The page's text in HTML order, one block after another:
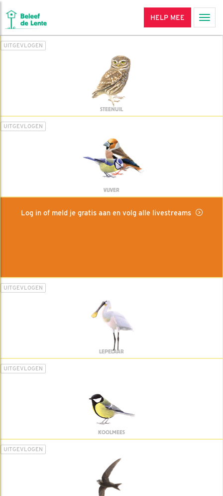
HELP MEE
UITGEVLOGEN
STEENUIL
UITGEVLOGEN
VIJVER
Log in of meld je gratis aan en volg alle livestreams
UITGEVLOGEN
LEPELAAR
UITGEVLOGEN
KOOLMEES
UITGEVLOGEN